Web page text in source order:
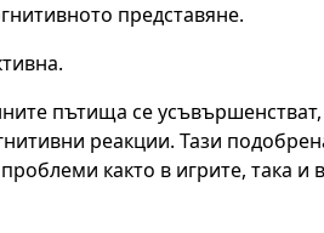
представяне.
пътища се усъвършенстват,
реакции. Тази
както в игрите, така и в